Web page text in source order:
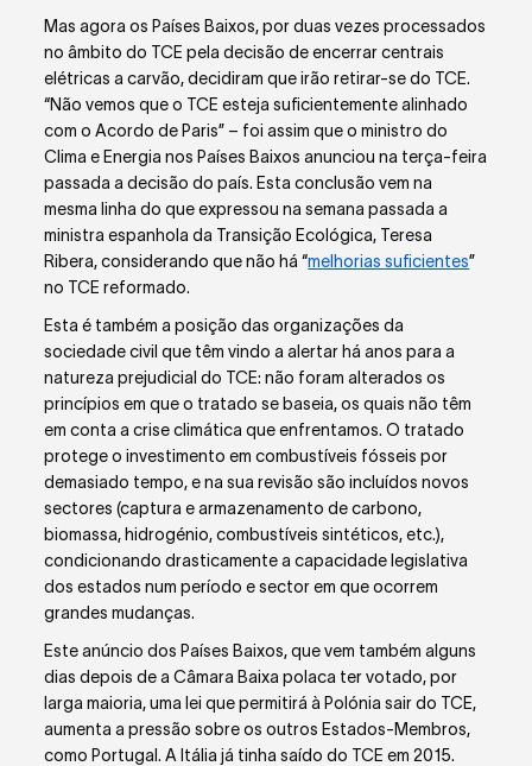
Mas agora os Países Baixos, por duas vezes processados
no âmbito do TCE pela decisão de encerrar centrais
elétricas a carvão, decidiram que irão retirar-se do TCE.
“Não vemos que o TCE esteja suficientemente alinhado
com o Acordo de Paris” – foi assim que o ministro do
Clima e Energia nos Países Baixos anunciou na terça-feira
passada a decisão do país. Esta conclusão vem na
mesma linha do que expressou na semana passada a
ministra espanhola da Transição Ecológica, Teresa
Ribera, considerando que não há “melhorias suficientes”
no TCE reformado.
Esta é também a posição das organizações da
sociedade civil que têm vindo a alertar há anos para a
natureza prejudicial do TCE: não foram alterados os
princípios em que o tratado se baseia, os quais não têm
em conta a crise climática que enfrentamos. O tratado
protege o investimento em combustíveis fósseis por
demasiado tempo, e na sua revisão são incluídos novos
sectores (captura e armazenamento de carbono,
biomassa, hidrogénio, combustíveis sintéticos, etc.),
condicionando drasticamente a capacidade legislativa
dos estados num período e sector em que ocorrem
grandes mudanças.
Este anúncio dos Países Baixos, que vem também alguns
dias depois de a Câmara Baixa polaca ter votado, por
larga maioria, uma lei que permitirá à Polónia sair do TCE,
aumenta a pressão sobre os outros Estados-Membros,
como Portugal. A Itália já tinha saído do TCE em 2015.